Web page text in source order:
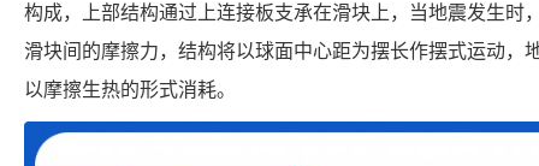
构成，上部结构通过上连接板支承在滑块上，当地震发生时
滑块间的摩擦力，结构将以球面中心距为摆长作摆式运动，
以摩擦生热的形式消耗。